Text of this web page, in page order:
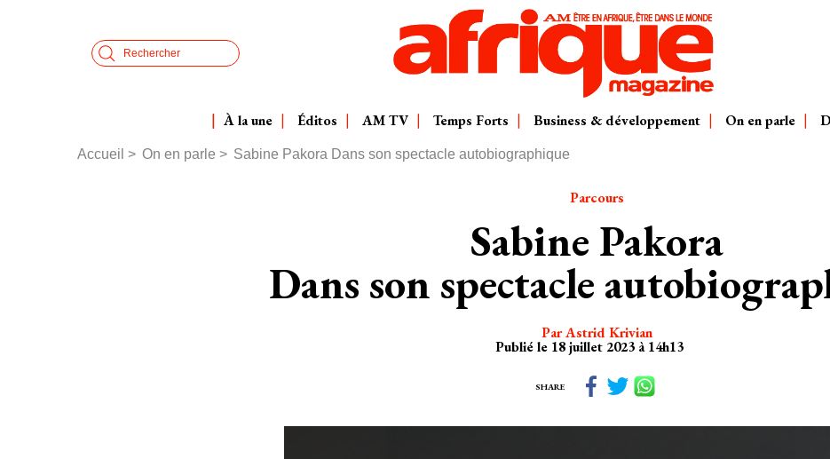
Search
À la une Éditos AM TV Temps Forts Business & développement On en parle
Fil
Accueil On en parle Sabine Pakora Dans son spectacle autobiographique
Parcours
Sabine Pakora
Dans son spectacle
Par Astrid Krivian
Publié le 18 juillet 2023 à 14h13
SHARE